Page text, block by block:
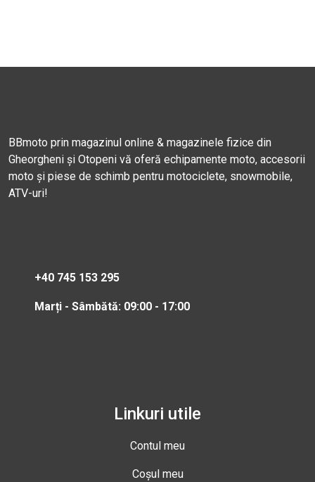
BBmoto prin magazinul online & magazinele fizice din
Gheorgheni și Otopeni vă oferă echipamente moto, accesorii
moto și piese de schimb pentru motociclete, snowmobile,
ATV-uri!
+40 745 153 295
Marți - Sâmbătă: 09:00 - 17:00
Linkuri utile
Contul meu
Coșul meu